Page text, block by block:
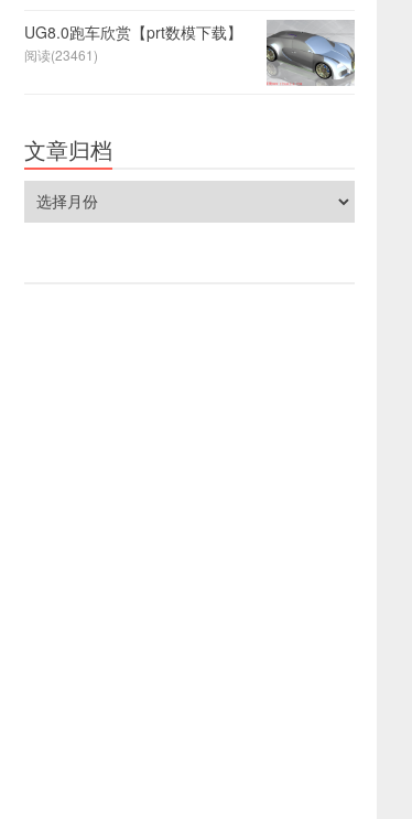
UG8.0跑车欣赏【prt数模下载】
阅读(23461)
文章归档
文
章
归